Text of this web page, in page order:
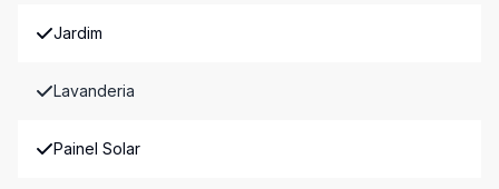
Jardim
Lavanderia
Painel Solar